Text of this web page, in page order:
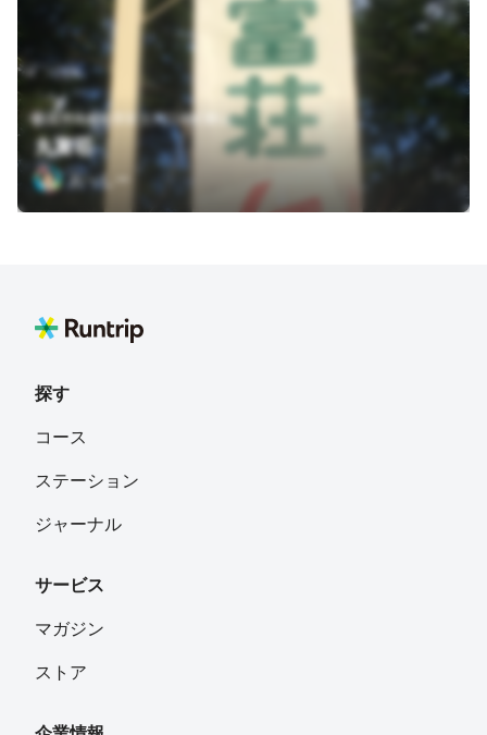
山梨県南都留郡富士河口湖町勝山
丸富荘
おっしー
探す
コース
ステーション
ジャーナル
サービス
マガジン
ストア